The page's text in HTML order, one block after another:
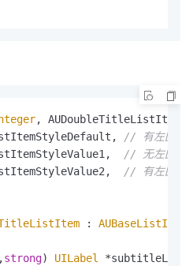
,
// 有左图，
// 无左图，
// 有左图，
: AUBaseListItem
,strong) UILabel